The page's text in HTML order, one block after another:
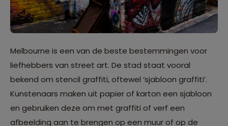
Melbourne is een van de beste bestemmingen voor
liefhebbers van street art. De stad staat vooral
bekend om stencil graffiti, oftewel ‘sjabloon graffiti’.
Kunstenaars maken uit papier of karton een sjabloon
en gebruiken deze om met graffiti of verf een
afbeelding aan te brengen op een muur of op de